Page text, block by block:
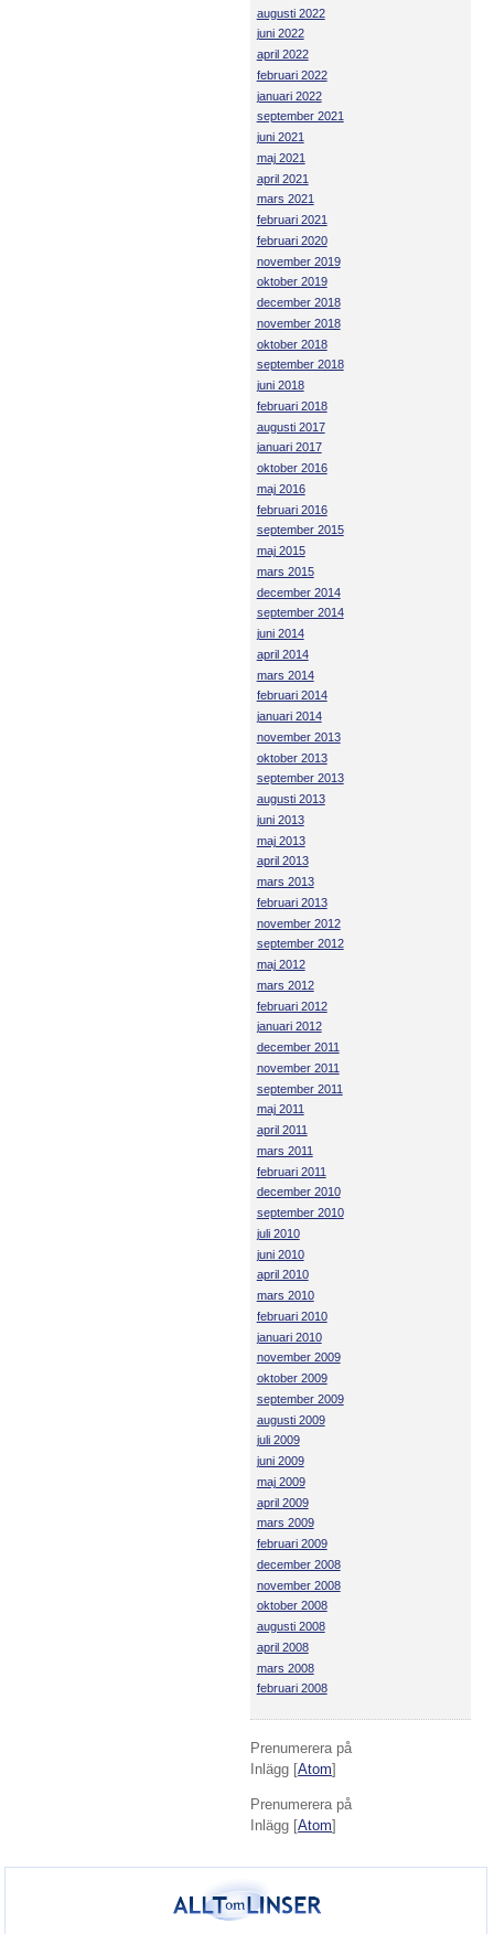
augusti 2022
juni 2022
april 2022
februari 2022
januari 2022
september 2021
juni 2021
maj 2021
april 2021
mars 2021
februari 2021
februari 2020
november 2019
oktober 2019
december 2018
november 2018
oktober 2018
september 2018
juni 2018
februari 2018
augusti 2017
januari 2017
oktober 2016
maj 2016
februari 2016
september 2015
maj 2015
mars 2015
december 2014
september 2014
juni 2014
april 2014
mars 2014
februari 2014
januari 2014
november 2013
oktober 2013
september 2013
augusti 2013
juni 2013
maj 2013
april 2013
mars 2013
februari 2013
november 2012
september 2012
maj 2012
mars 2012
februari 2012
januari 2012
december 2011
november 2011
september 2011
maj 2011
april 2011
mars 2011
februari 2011
december 2010
september 2010
juli 2010
juni 2010
april 2010
mars 2010
februari 2010
januari 2010
november 2009
oktober 2009
september 2009
augusti 2009
juli 2009
juni 2009
maj 2009
april 2009
mars 2009
februari 2009
december 2008
november 2008
oktober 2008
augusti 2008
april 2008
mars 2008
februari 2008
Prenumerera på
Inlägg [Atom]
Prenumerera på
Inlägg [Atom]